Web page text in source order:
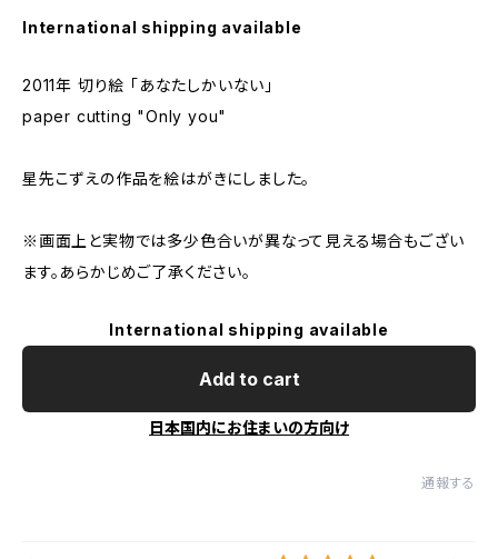
International shipping available
2011年 切り絵 「あなたしかいない」
paper cutting "Only you"
星先こずえの作品を絵はがきにしました。
※画面上と実物では多少色合いが異なって見える場合もござい
ます。あらかじめご了承ください。
International shipping available
Add to cart
日本国内にお住まいの方向け
通報する